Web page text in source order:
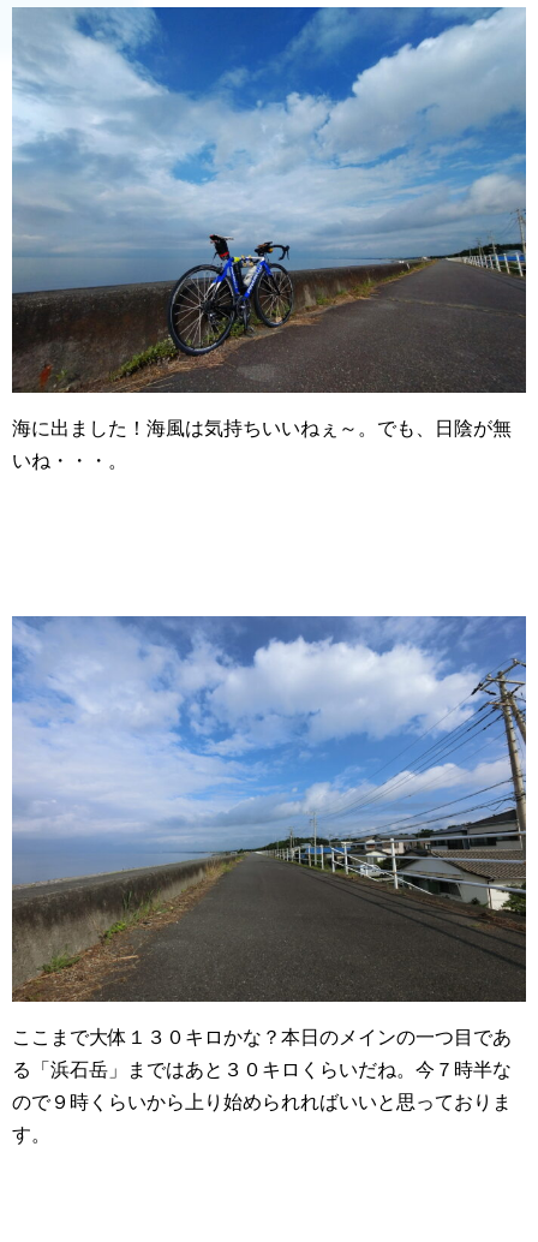
海に出ました！海風は気持ちいいねぇ～。でも、日陰が無
いね・・・。
ここまで大体１３０キロかな？本日のメインの一つ目であ
る「浜石岳」まではあと３０キロくらいだね。今７時半な
ので９時くらいから上り始められればいいと思っておりま
す。